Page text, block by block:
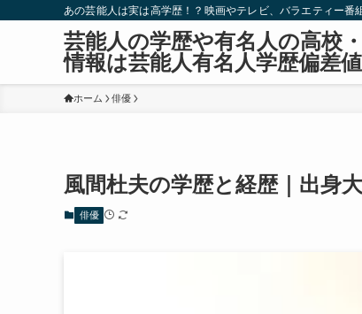
あの芸能人は実は高学歴！？映画やテレビ、バラエティー
芸能人の学歴や有名人の高校
情報は芸能人有名人学歴偏差
ホーム 俳優
風間杜夫の学歴と経歴｜出身
俳優